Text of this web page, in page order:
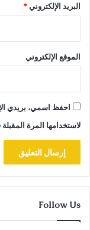
البريد الإلكتروني*
الموقع الإلكتروني
احفظ اسمي، بريدي
لاستخدامها المرة
Follow Us